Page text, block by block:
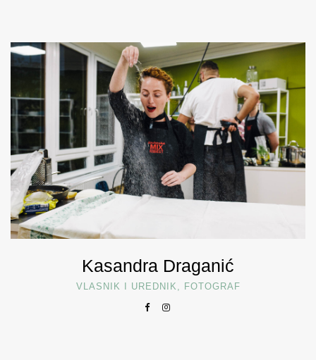
Kasandra Draganić
VLASNIK I UREDNIK, FOTOGRAF